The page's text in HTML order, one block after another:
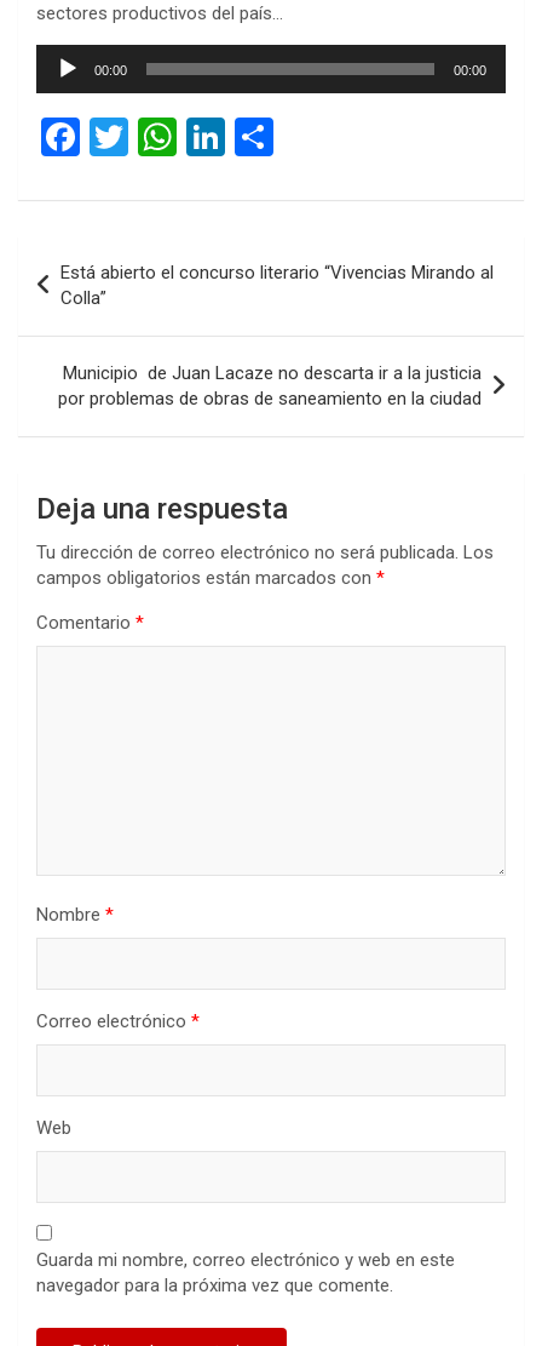
sectores productivos del país…
Reproductor
00:00 00:00
F
ce
o
o
k
T
tt
W
at
A
p
p
Li
ke
n
m
ar
tir
de
entradas
Está abierto el concurso literario “Vivencias Mirando al
Colla”
Municipio de Juan Lacaze no descarta ir a la justicia
por problemas de obras de saneamiento en la ciudad
Deja una respuesta
Tu dirección de correo electrónico no será publicada. Los
campos obligatorios están marcados con *
Comentario *
Nombre *
Correo electrónico *
Web
Guarda mi nombre, correo electrónico y web en este
navegador para la próxima vez que comente.